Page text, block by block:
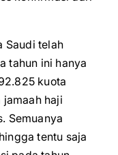
Saudi telah
tahun ini hanya
kuota
jamaah haji
Semuanya
tentu saja